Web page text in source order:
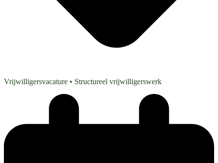
Vrijwilligersvacature • Structureel vrijwilligerswerk